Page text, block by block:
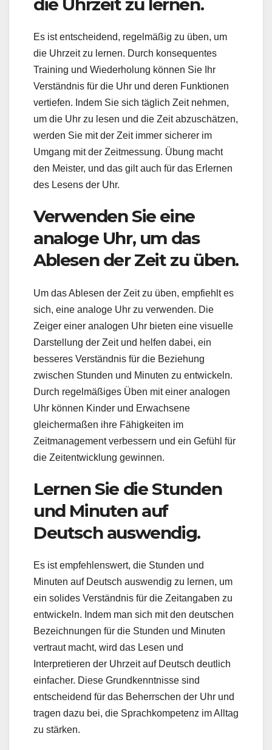
die Uhrzeit zu lernen.
Es ist entscheidend, regelmäßig zu üben, um
die Uhrzeit zu lernen. Durch konsequentes
Training und Wiederholung können Sie Ihr
Verständnis für die Uhr und deren Funktionen
vertiefen. Indem Sie sich täglich Zeit nehmen,
um die Uhr zu lesen und die Zeit abzuschätzen,
werden Sie mit der Zeit immer sicherer im
Umgang mit der Zeitmessung. Übung macht
den Meister, und das gilt auch für das Erlernen
des Lesens der Uhr.
Verwenden Sie eine
analoge Uhr, um das
Ablesen der Zeit zu üben.
Um das Ablesen der Zeit zu üben, empfiehlt es
sich, eine analoge Uhr zu verwenden. Die
Zeiger einer analogen Uhr bieten eine visuelle
Darstellung der Zeit und helfen dabei, ein
besseres Verständnis für die Beziehung
zwischen Stunden und Minuten zu entwickeln.
Durch regelmäßiges Üben mit einer analogen
Uhr können Kinder und Erwachsene
gleichermaßen ihre Fähigkeiten im
Zeitmanagement verbessern und ein Gefühl für
die Zeitentwicklung gewinnen.
Lernen Sie die Stunden
und Minuten auf
Deutsch auswendig.
Es ist empfehlenswert, die Stunden und
Minuten auf Deutsch auswendig zu lernen, um
ein solides Verständnis für die Zeitangaben zu
entwickeln. Indem man sich mit den deutschen
Bezeichnungen für die Stunden und Minuten
vertraut macht, wird das Lesen und
Interpretieren der Uhrzeit auf Deutsch deutlich
einfacher. Diese Grundkenntnisse sind
entscheidend für das Beherrschen der Uhr und
tragen dazu bei, die Sprachkompetenz im Alltag
zu stärken.